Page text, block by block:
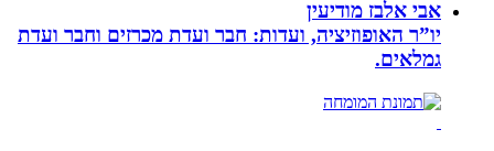
אבי אלבז מודיעין
יו”ר האופוזיציה, ועדות: חבר ועדת מכרזים וחבר ועדת
גמלאים.